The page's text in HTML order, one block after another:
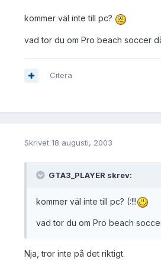
kommer väl inte till pc?
vad tor du om Pro beach soccer
Citera
Skrivet 18 augusti, 2003
GTA3_PLAYER skrev:
kommer väl inte till pc? (:!!!
vad tor du om Pro beach
Nja, tror inte på det riktigt.